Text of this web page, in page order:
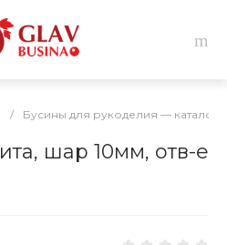
/ Бусины для рукоделия — каталог
шар 10мм, отв-е